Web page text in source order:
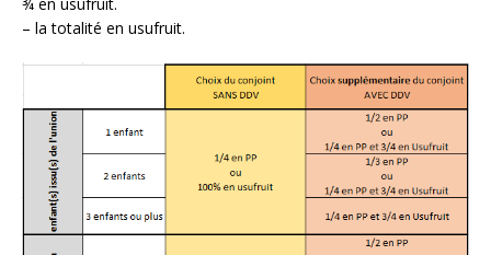
– la totalité en usufruit.